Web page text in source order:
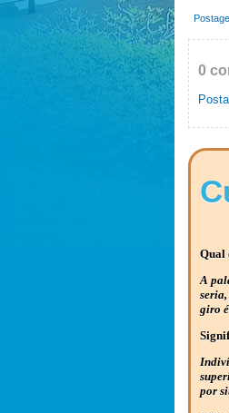
0
Qual
A
giro
por